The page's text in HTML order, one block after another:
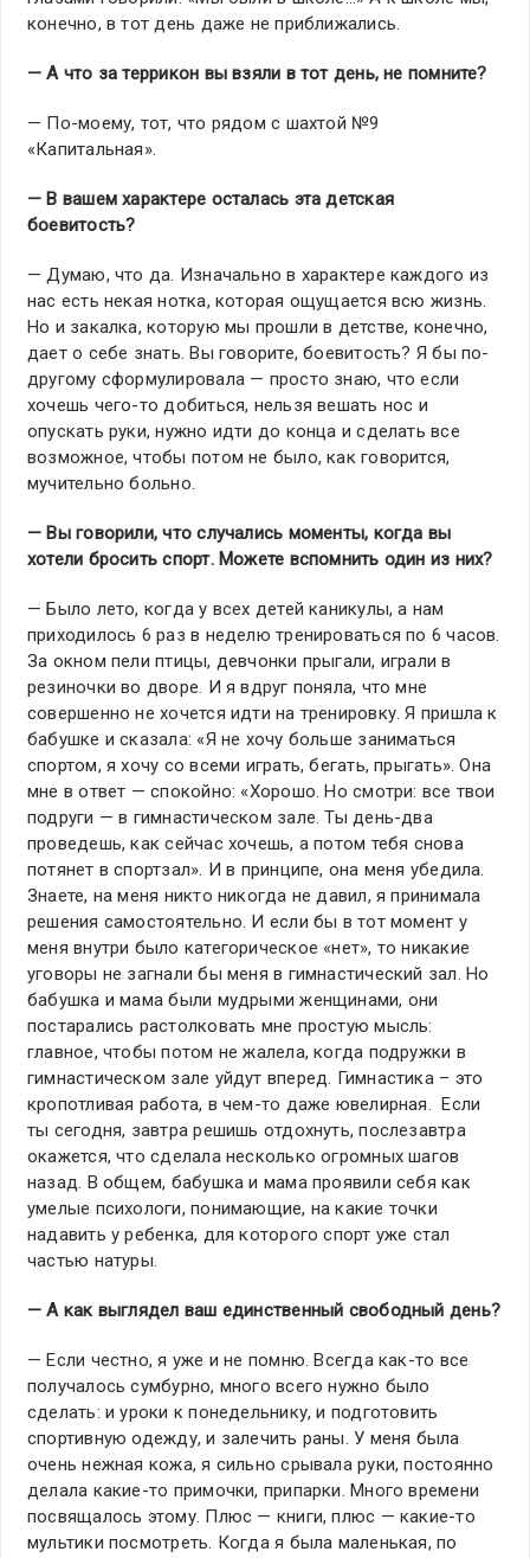
конечно, в тот день даже не приближались.
— А что за террикон вы взяли в тот день, не помните?
— По-моему, тот, что рядом с шахтой №9
«Капитальная».
— В вашем характере осталась эта детская
боевитость?
— Думаю, что да. Изначально в характере каждого из
нас есть некая нотка, которая ощущается всю жизнь.
Но и закалка, которую мы прошли в детстве, конечно,
дает о себе знать. Вы говорите, боевитость? Я бы по-
другому сформулировала — просто знаю, что если
хочешь чего-то добиться, нельзя вешать нос и
опускать руки, нужно идти до конца и сделать все
возможное, чтобы потом не было, как говорится,
мучительно больно.
— Вы говорили, что случались моменты, когда вы
хотели бросить спорт. Можете вспомнить один из них?
— Было лето, когда у всех детей каникулы, а нам
приходилось 6 раз в неделю тренироваться по 6 часов.
За окном пели птицы, девчонки прыгали, играли в
резиночки во дворе. И я вдруг поняла, что мне
совершенно не хочется идти на тренировку. Я пришла к
бабушке и сказала: «Я не хочу больше заниматься
спортом, я хочу со всеми играть, бегать, прыгать». Она
мне в ответ — спокойно: «Хорошо. Но смотри: все твои
подруги — в гимнастическом зале. Ты день-два
проведешь, как сейчас хочешь, а потом тебя снова
потянет в спортзал». И в принципе, она меня убедила.
Знаете, на меня никто никогда не давил, я принимала
решения самостоятельно. И если бы в тот момент у
меня внутри было категорическое «нет», то никакие
уговоры не загнали бы меня в гимнастический зал. Но
бабушка и мама были мудрыми женщинами, они
постарались растолковать мне простую мысль:
главное, чтобы потом не жалела, когда подружки в
гимнастическом зале уйдут вперед. Гимнастика – это
кропотливая работа, в чем-то даже ювелирная. Если
ты сегодня, завтра решишь отдохнуть, послезавтра
окажется, что сделала несколько огромных шагов
назад. В общем, бабушка и мама проявили себя как
умелые психологи, понимающие, на какие точки
надавить у ребенка, для которого спорт уже стал
частью натуры.
— А как выглядел ваш единственный свободный день?
— Если честно, я уже и не помню. Всегда как-то все
получалось сумбурно, много всего нужно было
сделать: и уроки к понедельнику, и подготовить
спортивную одежду, и залечить раны. У меня была
очень нежная кожа, я сильно срывала руки, постоянно
делала какие-то примочки, припарки. Много времени
посвящалось этому. Плюс — книги, плюс — какие-то
мультики посмотреть. Когда я была маленькая, по